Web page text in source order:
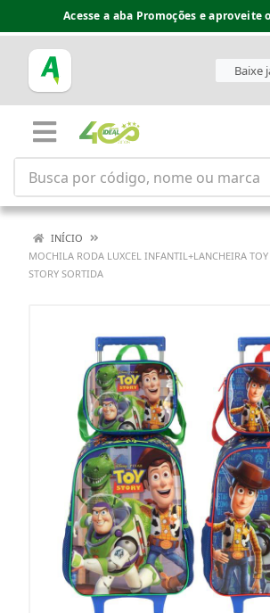
Acesse a aba Promoções e aproveite
Baixe
INÍCIO
MOCHILA RODA LUXCEL INFANTIL+LANCHEIRA TOY
STORY SORTIDA